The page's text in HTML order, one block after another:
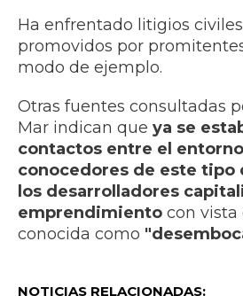
Ha enfrentado litigios
promovidos por
modo de ejemplo.
Otras fuentes consultadas
Mar indican que ya se
contactos entre el
conocedores de este tipo
los desarrolladores
emprendimiento con vista
conocida como
NOTICIAS RELACIONADAS: